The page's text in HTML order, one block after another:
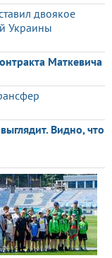
двоякое
Украины
Маткевича
Видно, что